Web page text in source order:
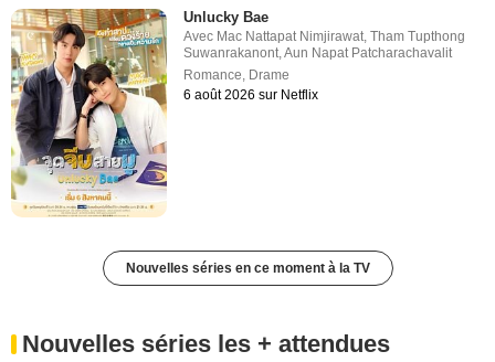
Unlucky Bae
Avec Mac Nattapat Nimjirawat,Tham Tupthong
Suwanrakanont,Aun Napat Patcharachavalit
Romance, Drame
6 août 2026 sur Netflix
Nouvelles séries en ce moment à la TV
Nouvelles séries les + attendues